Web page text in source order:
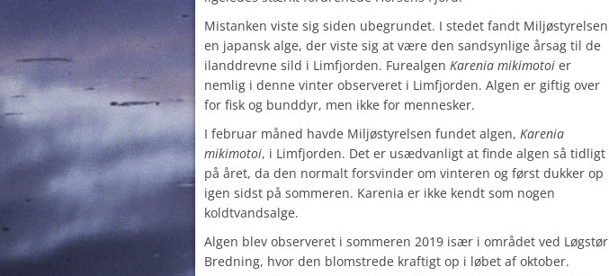
Mistanken viste sig siden ubegrundet. I stedet fandt Miljøstyrelsen
en japansk alge, der viste sig at være den sandsynlige årsag til de
ilanddrevne sild i Limfjorden. Furealgen Karenia mikimotoi er
nemlig i denne vinter observeret i Limfjorden. Algen er giftig over
for fisk og bunddyr, men ikke for mennesker.
I februar måned havde Miljøstyrelsen fundet algen, Karenia
mikimotoi, i Limfjorden. Det er usædvanligt at finde algen så tidligt
på året, da den normalt forsvinder om vinteren og først dukker op
igen sidst på sommeren. Karenia er ikke kendt som nogen
koldtvandsalge.
Algen blev observeret i sommeren 2019 især i området ved Løgstør
Bredning, hvor den blomstrede kraftigt op i løbet af oktober.